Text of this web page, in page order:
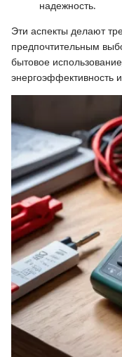
надежность.
Эти аспекты делают
предпочтительным
бытовое
энергоэффективность